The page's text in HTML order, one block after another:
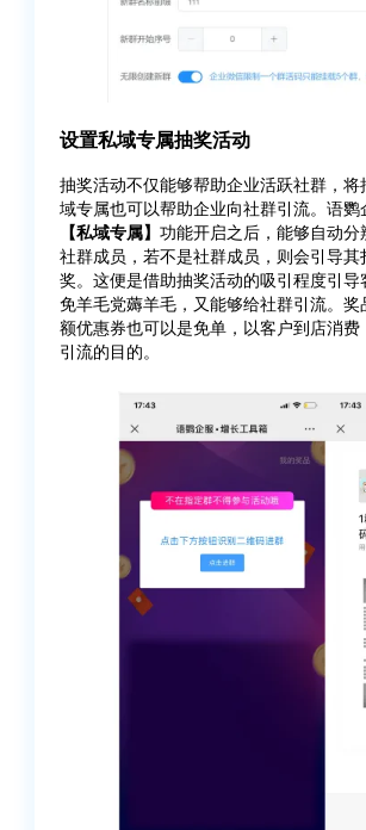
设置私域专属抽奖活动
抽奖活动不仅能够帮助企业活跃社群，
域专属也可以帮助企业向社群引流。语鹦
【私域专属】 功能开启之后，能够自动分
社群成员，若不是社群成员，则会引导其
奖。这便是借助抽奖活动的吸引程度引导
免羊毛党薅羊毛，又能够给社群引流。
额优惠券也可以是免单，以客户到店消
引流的目的。